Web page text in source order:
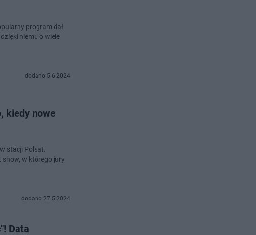
program dał
niemu o wiele
dodano 5-6-2024
kiedy nowe
stacji Polsat.
show, w którego jury
dodano 27-5-2024
Data